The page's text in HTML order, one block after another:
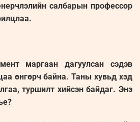
салбарын профессор
маргаан дагуулсан сэдэв
өнгөрч байна. Таны хувьд хэд
туршилт хийсэн байдаг. Энэ